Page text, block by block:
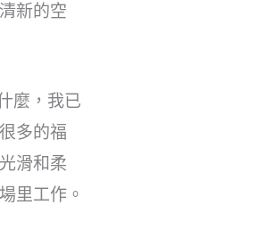
新的空
麼，我已
多的福
滑和柔
里工作。